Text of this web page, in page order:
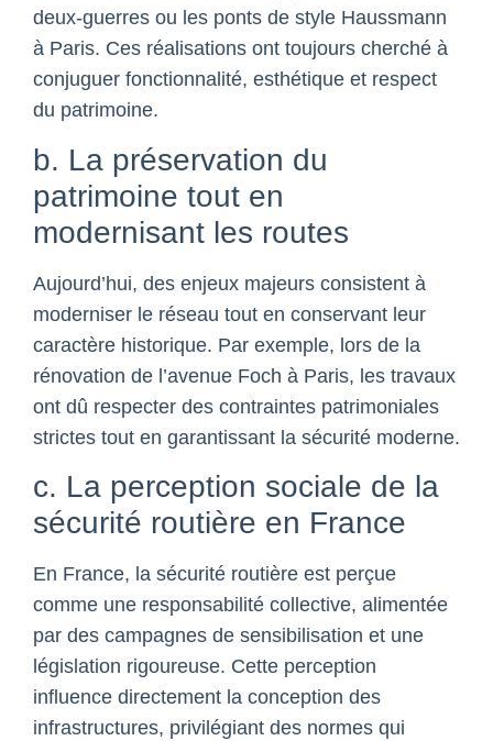
deux-guerres ou les ponts de style Haussmann
à Paris. Ces réalisations ont toujours cherché à
conjuguer fonctionnalité, esthétique et respect
du patrimoine.
b. La préservation du
patrimoine tout en
modernisant les routes
Aujourd’hui, des enjeux majeurs consistent à
moderniser le réseau tout en conservant leur
caractère historique. Par exemple, lors de la
rénovation de l’avenue Foch à Paris, les travaux
ont dû respecter des contraintes patrimoniales
strictes tout en garantissant la sécurité moderne.
c. La perception sociale de la
sécurité routière en France
En France, la sécurité routière est perçue
comme une responsabilité collective, alimentée
par des campagnes de sensibilisation et une
législation rigoureuse. Cette perception
influence directement la conception des
infrastructures, privilégiant des normes qui